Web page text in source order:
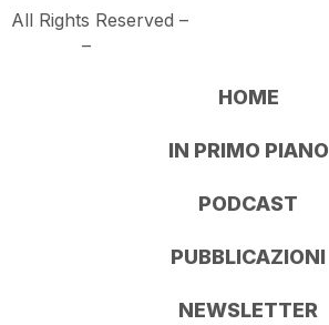
All Rights Reserved –
–
HOME
IN PRIMO PIANO
PODCAST
PUBBLICAZIONI
NEWSLETTER